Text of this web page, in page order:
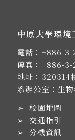
中原大學環境
電話： +886-
傳真：+886-
地址： 320314
系辦公室：生
➢ 校園地圖
➢ 交通指引
➢ 分機資訊